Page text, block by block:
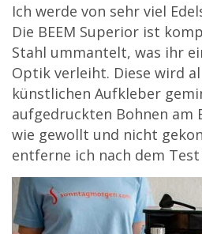
Ich werde von sehr viel
Die BEEM Superior ist
Stahl ummantelt, was ihr
Optik verleiht. Diese wird
künstlichen Aufkleber
aufgedruckten Bohnen am
wie gewollt und nicht
entferne ich nach dem